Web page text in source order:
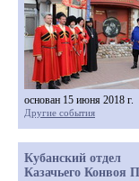
основан 15 июня 2018 г.
Другие события
Кубанский отдел
Казачьего Конвоя